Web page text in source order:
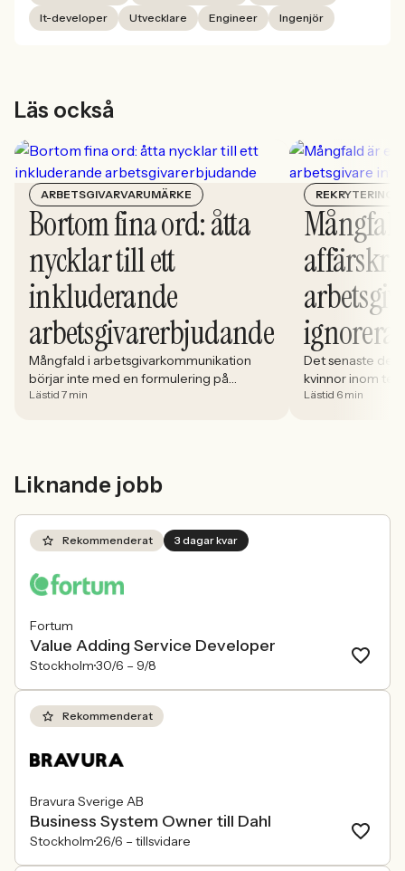
It-developer
Utvecklare Engineer Ingenjör
Läs också
ARBETSGIVARVARUMÄRKE
Bortom fina ord: åtta
nycklar till ett
inkluderande
arbetsgivarerbjudande
Mångfald i arbetsgivarkommunikation
börjar inte med en formulering på
karriärsidan. Den börjar i hur rekryteringen
konkurrensen om rätt kompetens
behöver kunna visa vad det betyder i
Lästid 7 min
REKRYTERING
ignorera
Det senaste
kvinnor inom
stadigt på 30%.
Lästid 6 min
Liknande jobb
Rekommenderat 3 dagar kvar
Fortum
Value Adding Service Developer
Stockholm30/6 – 9/8
Rekommenderat
Bravura Sverige AB
Business System Owner till Dahl
Stockholm26/6 – tillsvidare